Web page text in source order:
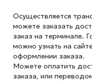
Осуществляется
можете заказать
заказ на терминале.
можно узнать на
оформлении заказа.
Можете оплатить
заказа, или